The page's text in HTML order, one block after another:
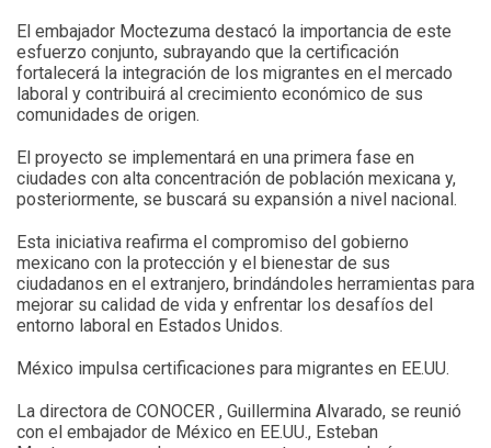
El embajador Moctezuma destacó la importancia de este
esfuerzo conjunto, subrayando que la certificación
fortalecerá la integración de los migrantes en el mercado
laboral y contribuirá al crecimiento económico de sus
comunidades de origen.
El proyecto se implementará en una primera fase en
ciudades con alta concentración de población mexicana y,
posteriormente, se buscará su expansión a nivel nacional.
Esta iniciativa reafirma el compromiso del gobierno
mexicano con la protección y el bienestar de sus
ciudadanos en el extranjero, brindándoles herramientas para
mejorar su calidad de vida y enfrentar los desafíos del
entorno laboral en Estados Unidos.
México impulsa certificaciones para migrantes en EE.UU.
La directora de CONOCER , Guillermina Alvarado, se reunió
con el embajador de México en EE.UU., Esteban